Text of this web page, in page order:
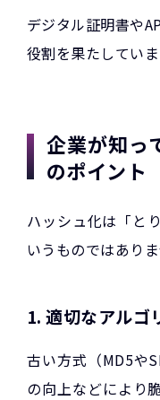
デジタル証明書や
役割を果たしていま
企業が知っ
のポイント
ハッシュ化は「と
いうものではありま
1. 適切なアルゴ
古い方式（MD5や
の向上などにより